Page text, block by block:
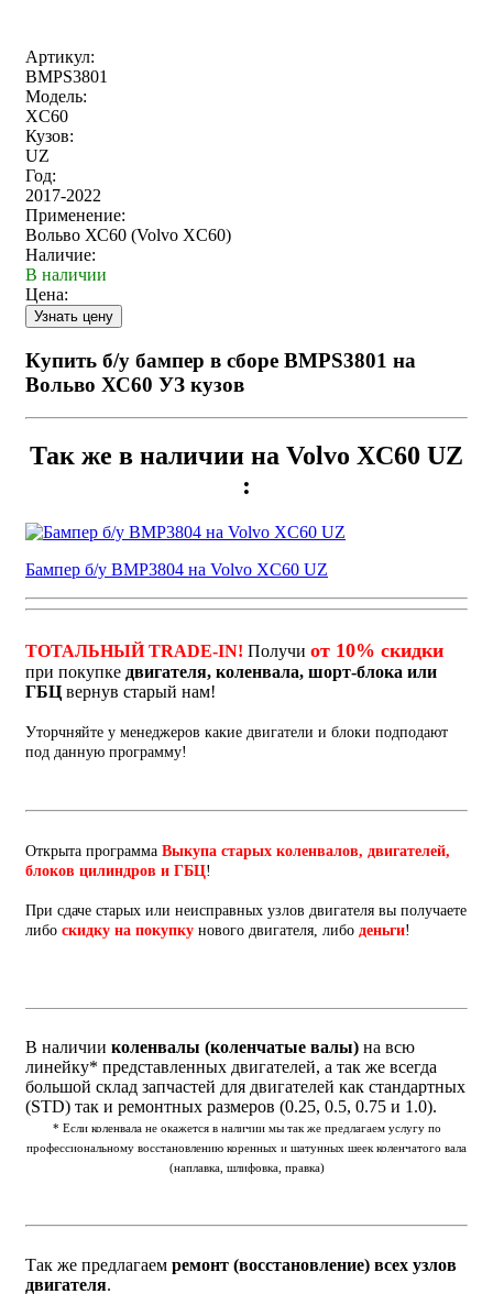
Артикул:
BMPS3801
Модель:
XC60
Кузов:
UZ
Год:
2017-2022
Применение:
Вольво ХС60 (Volvo XC60)
Наличие:
В наличии
Цена:
Купить б/у бампер в сборе BMPS3801 на
Вольво ХС60 УЗ кузов
Так же в наличии на Volvo XC60 UZ
:
Бампер б/у BMP3804 на Volvo XC60 UZ
ТОТАЛЬНЫЙ TRADE-IN! Получи от 10% скидки
при покупке двигателя, коленвала, шорт-блока или
ГБЦ вернув старый нам!
Уторчняйте у менеджеров какие двигатели и блоки подподают
под данную программу!
Открыта программа Выкупа старых коленвалов, двигателей,
блоков цилиндров и ГБЦ!
При сдаче старых или неисправных узлов двигателя вы получаете
либо скидку на покупку нового двигателя, либо деньги!
В наличии коленвалы (коленчатые валы) на всю
линейку* представленных двигателей, а так же всегда
большой склад запчастей для двигателей как стандартных
(STD) так и ремонтных размеров (0.25, 0.5, 0.75 и 1.0).
* Если коленвала не окажется в наличии мы так же предлагаем услугу по
профессиональному восстановлению коренных и шатунных шеек коленчатого вала
(наплавка, шлифовка, правка)
Так же предлагаем ремонт (восстановление) всех узлов
двигателя.